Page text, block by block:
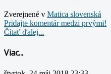
Zverejnené v Matica slovenská
Pridajte komentár medzi prvými!
Čítať ďalej...
Viac...